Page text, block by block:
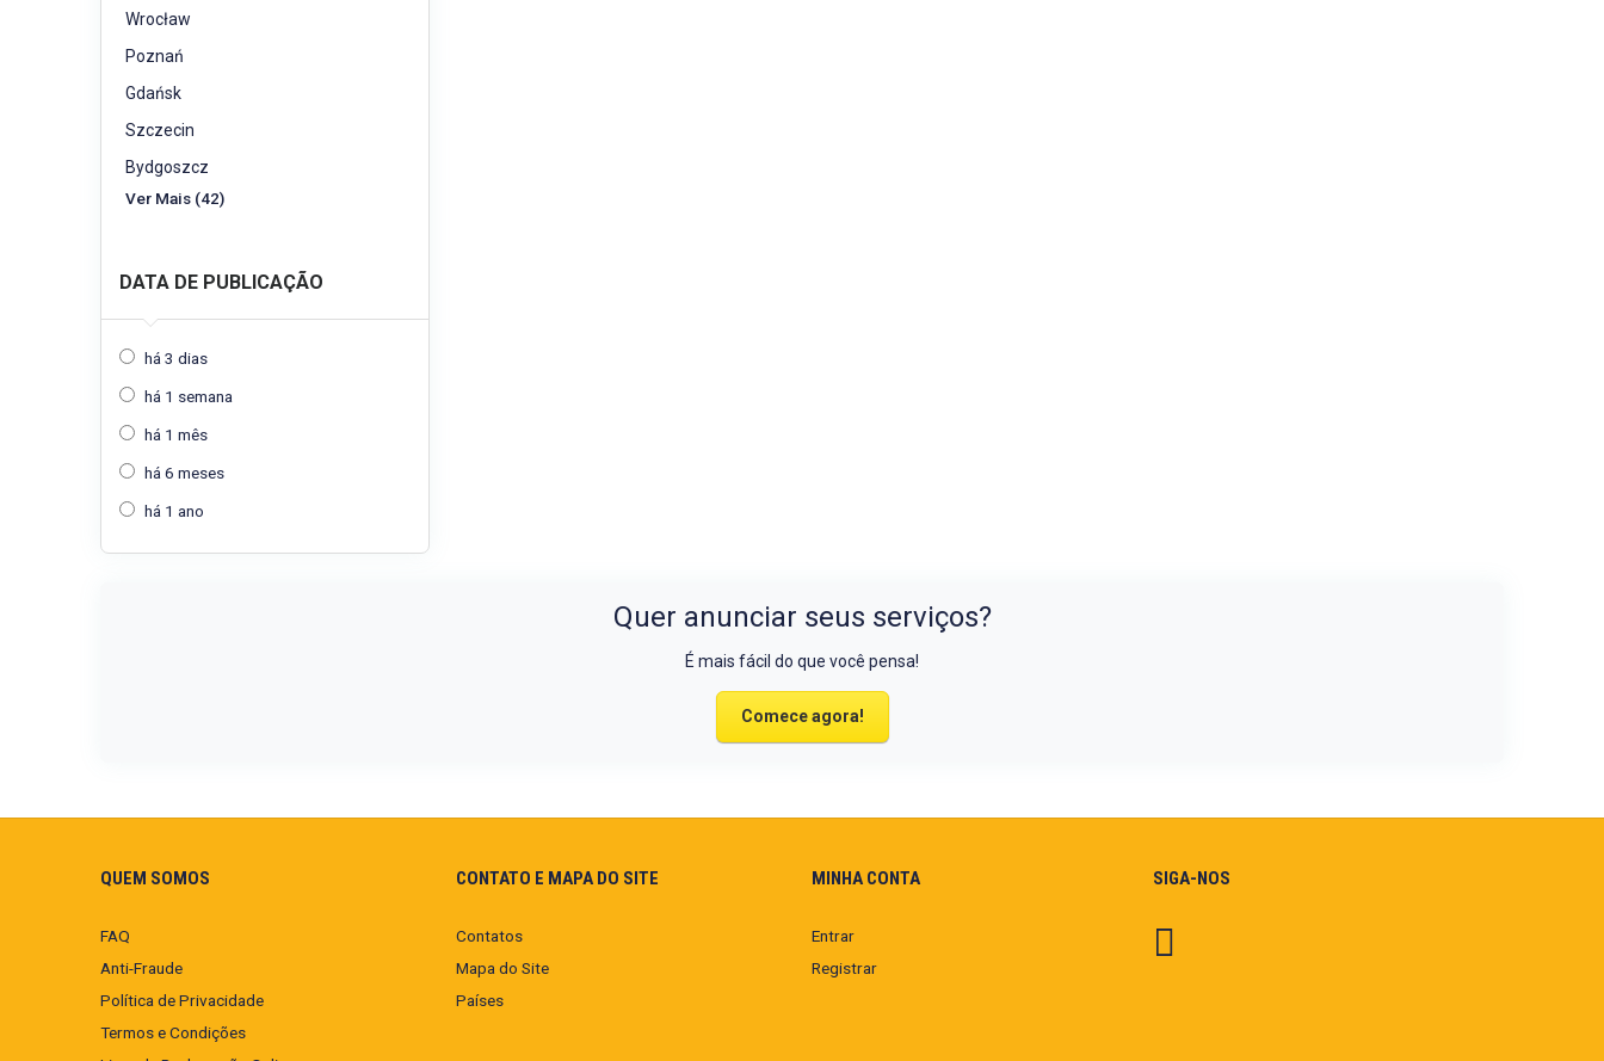
Wrocław
Poznań
Gdańsk
Szczecin
Bydgoszcz
Ver Mais (42)
DATA DE PUBLICAÇÃO
há 3 dias
há 1 semana
há 1 mês
há 6 meses
há 1 ano
Quer anunciar seus serviços?
É mais fácil do que você pensa!
Comece agora!
QUEM SOMOS
FAQ
Anti-Fraude
Política de Privacidade
Termos e Condições
CONTATO E MAPA DO SITE
Contatos
Mapa do Site
Países
MINHA CONTA
Entrar
Registrar
SIGA-NOS